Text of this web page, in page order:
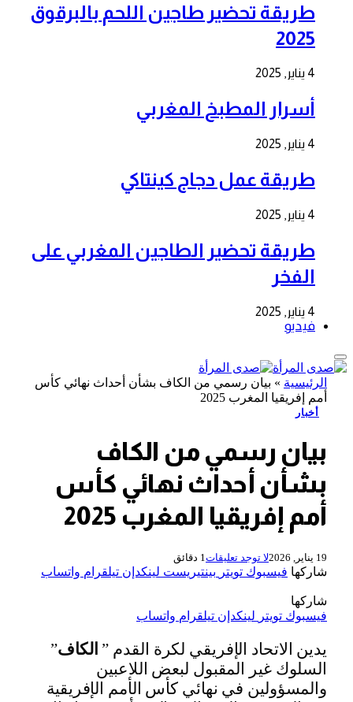
طريقة تحضير طاجين اللحم بالبرقوق
2025
4 يناير, 2025
أسرار المطبخ المغربي
4 يناير, 2025
طريقة عمل دجاج كينتاكي
4 يناير, 2025
طريقة تحضير الطاجين المغربي على
الفخر
4 يناير, 2025
فيديو
الرئيسية » بيان رسمي من الكاف بشأن أحداث نهائي كأس
أمم إفريقيا المغرب 2025
أخبار
بيان رسمي من الكاف
بشأن أحداث نهائي كأس
أمم إفريقيا المغرب 2025
19 يناير, 2026 لا توجد تعليقات 1 دقائق
شاركها فيسبوك تويتر بينتيريست لينكدإن تيلقرام واتساب
شاركها
فيسبوك تويتر لينكدإن تيلقرام واتساب
يدين الاتحاد الإفريقي لكرة القدم ” الكاف”
السلوك غير المقبول لبعض اللاعبين
والمسؤولين في نهائي كأس الأمم الإفريقية